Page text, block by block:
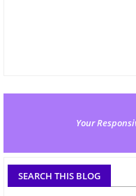
Your
SEARCH THIS BLOG